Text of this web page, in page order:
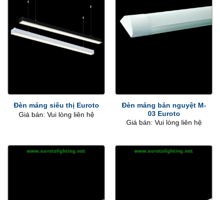
Đèn máng siêu thị Euroto
Giá bán: Vui lòng liên hệ
Đèn máng bán nguyệt M-
03 Euroto
Giá bán: Vui lòng liên hệ